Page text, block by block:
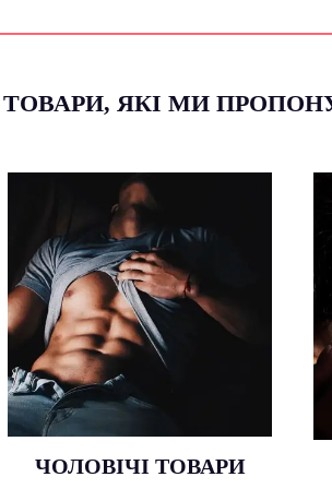
ТОВАРИ, ЯКІ МИ
ЧОЛОВIЧI ТОВАРИ
Іграшки для спільного
задоволення, кубики та інші
ігри для двох, пікантні
іграшки БДСМ